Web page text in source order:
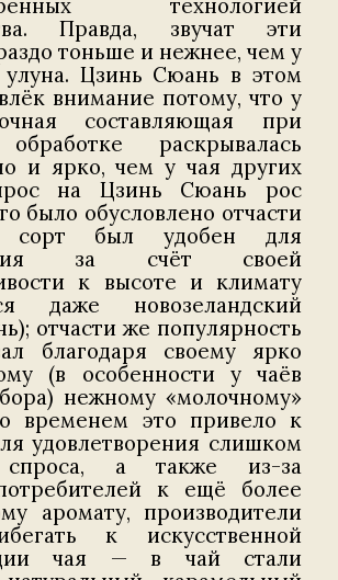
технологией
Правда, звучат эти
тоньше и нежнее, чем у
Цзинь Сюань в этом
внимание потому, что у
составляющая при
раскрывалась
и ярко, чем у чая других
на Цзинь Сюань рос
было обусловлено отчасти
сорт был удобен для
за счёт своей
к высоте и климату
даже новозеландский
отчасти же популярность
благодаря своему ярко
(в особенности у чаёв
нежному «молочному»
временем это привело к
удовлетворения слишком
спроса, а также из-за
к ещё более
аромату, производители
к искусственной
чая — в чай стали